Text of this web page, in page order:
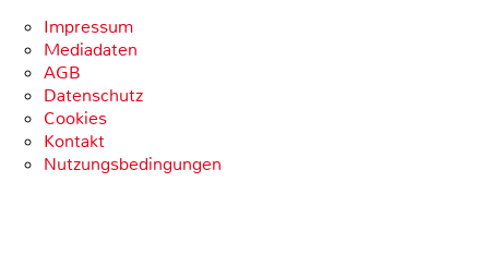
Impressum
Mediadaten
AGB
Datenschutz
Cookies
Kontakt
Nutzungsbedingungen